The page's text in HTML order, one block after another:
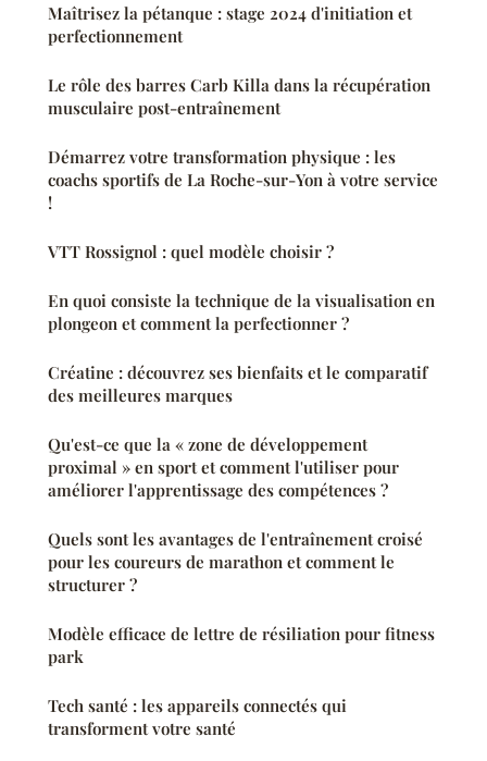
Maîtrisez la pétanque : stage 2024 d'initiation et
perfectionnement
Le rôle des barres Carb Killa dans la récupération
musculaire post-entraînement
Démarrez votre transformation physique : les
coachs sportifs de La Roche-sur-Yon à votre service
!
VTT Rossignol : quel modèle choisir ?
En quoi consiste la technique de la visualisation en
plongeon et comment la perfectionner ?
Créatine : découvrez ses bienfaits et le comparatif
des meilleures marques
Qu'est-ce que la « zone de développement
proximal » en sport et comment l'utiliser pour
améliorer l'apprentissage des compétences ?
Quels sont les avantages de l'entraînement croisé
pour les coureurs de marathon et comment le
structurer ?
Modèle efficace de lettre de résiliation pour fitness
park
Tech santé : les appareils connectés qui
transforment votre santé